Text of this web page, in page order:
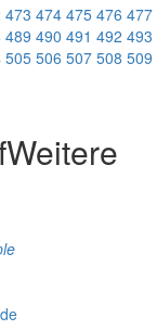
473 474 475 476 477
489 490 491 492 493
505 506 507 508 509
Weitere